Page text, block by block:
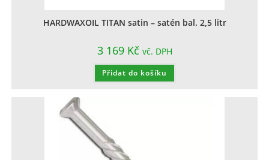
HARDWAXOIL TITAN satin – satén bal. 2,5 litr
3 169 Kč vč. DPH
Přidat do košíku